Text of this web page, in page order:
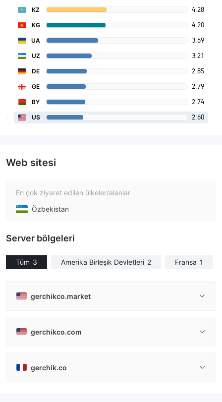
KZ 4.28
KG 4.20
UA 3.69
UZ 3.21
DE 2.85
GE 2.79
BY 2.74
US 2.60
Web sitesi
En çok ziyaret edilen ülkeler/alanlar
Özbekistan
Server bölgeleri
Tüm 3 Amerika Birleşik Devletleri 2 Fransa 1
gerchikco.market
gerchikco.com
gerchik.co